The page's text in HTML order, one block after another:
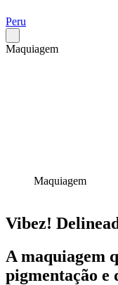
Peru
Maquiagem
Maquiagem
Vibez!
A maquiagem
pigmentação e